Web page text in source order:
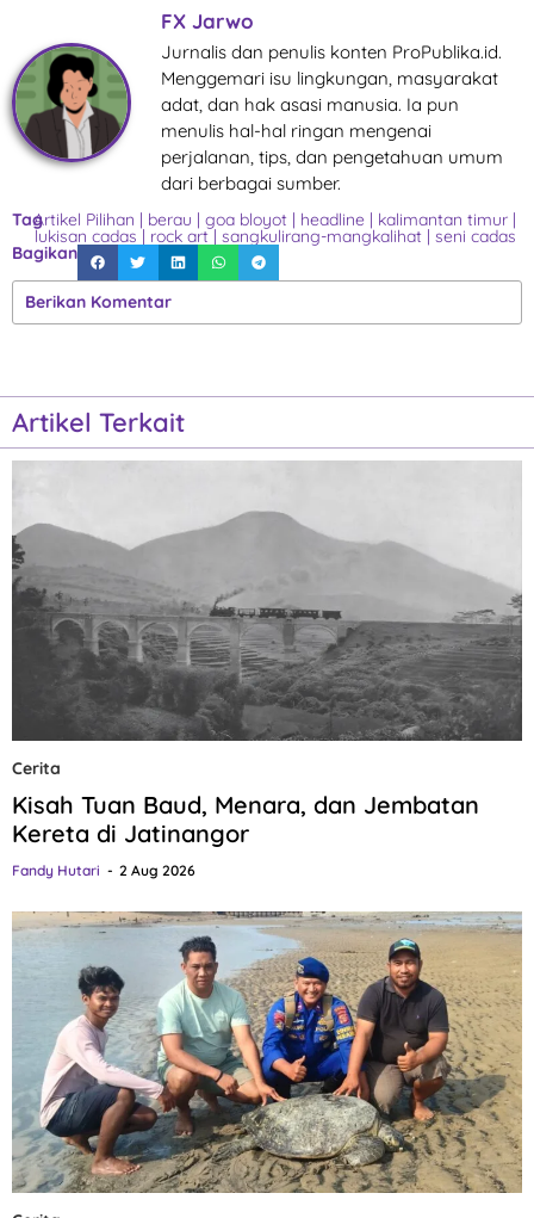
FX Jarwo
Jurnalis dan penulis konten ProPublika.id.
Menggemari isu lingkungan, masyarakat
adat, dan hak asasi manusia. Ia pun
menulis hal-hal ringan mengenai
perjalanan, tips, dan pengetahuan umum
dari berbagai sumber.
TagArtikel Pilihan | berau |goa bloyot | headline | kalimantan timur |
lukisan cadas | rock art| sangkulirang-mangkalihat| seni cadas
Bagikan
Berikan Komentar
Artikel Terkait
Cerita
Kisah Tuan Baud, Menara, dan Jembatan
Kereta di Jatinangor
Fandy Hutari 2 Aug 2026